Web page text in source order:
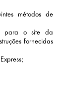
métodos de
para o site da
fornecidas